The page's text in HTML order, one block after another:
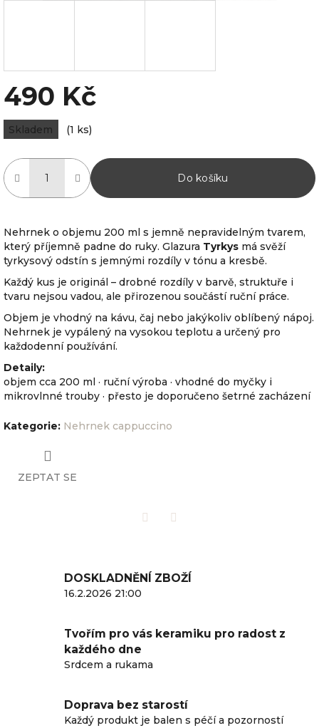
490 Kč
Měrná
cena:
Skladem (1 ks)
Do košíku
Nehrnek o objemu 200 ml s jemně nepravidelným tvarem,
který příjemně padne do ruky. Glazura Tyrkys má svěží
tyrkysový odstín s jemnými rozdíly v tónu a kresbě.
Každý kus je originál – drobné rozdíly v barvě, struktuře i
tvaru nejsou vadou, ale přirozenou součástí ruční práce.
Objem je vhodný na kávu, čaj nebo jakýkoliv oblíbený nápoj.
Nehrnek je vypálený na vysokou teplotu a určený pro
každodenní používání.
Detaily:
objem cca 200 ml · ruční výroba · vhodné do myčky i
mikrovlnné trouby · přesto je doporučeno šetrné zacházení
Kategorie: Nehrnek cappuccino
ZEPTAT SE
DOSKLADNĚNÍ ZBOŽÍ
16.2.2026 21:00
Tvořím pro vás keramiku pro radost z
každého dne
Srdcem a rukama
Doprava bez starostí
Každý produkt je balen s péčí a pozorností